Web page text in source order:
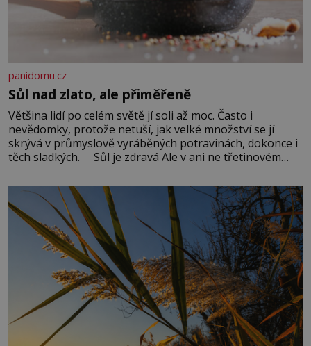
panidomu.cz
Sůl nad zlato, ale přiměřeně
Většina lidí po celém světě jí soli až moc. Často i
nevědomky, protože netuší, jak velké množství se jí
skrývá v průmyslově vyráběných potravinách, dokonce i
těch sladkých. Sůl je zdravá Ale v ani ne třetinovém
základní složky– sodík a chlór – jsou zásadní pro
správné hospodaření